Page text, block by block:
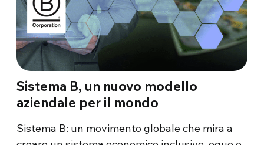
Sistema B, un nuovo modello
aziendale per il mondo
Sistema B: un movimento globale che mira a